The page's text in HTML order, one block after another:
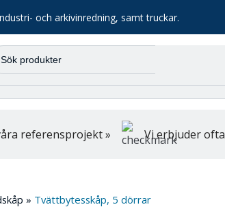
och arkivinredning, samt truckar.
referensprojekt » Vi erbjuder
» Tvättbytesskåp, 5 dörrar